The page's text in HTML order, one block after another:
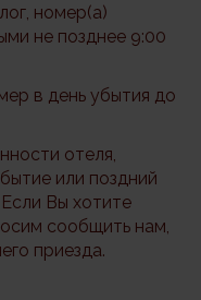
номер(а)
не позднее 9:00
в день убытия до
отеля,
или поздний
Вы хотите
сообщить нам,
приезда.